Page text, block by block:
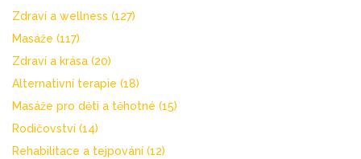
Zdraví a wellness (127)
Masáže (117)
Zdraví a krása (20)
Alternativní terapie (18)
Masáže pro děti a těhotné (15)
Rodičovství (14)
Rehabilitace a tejpování (12)